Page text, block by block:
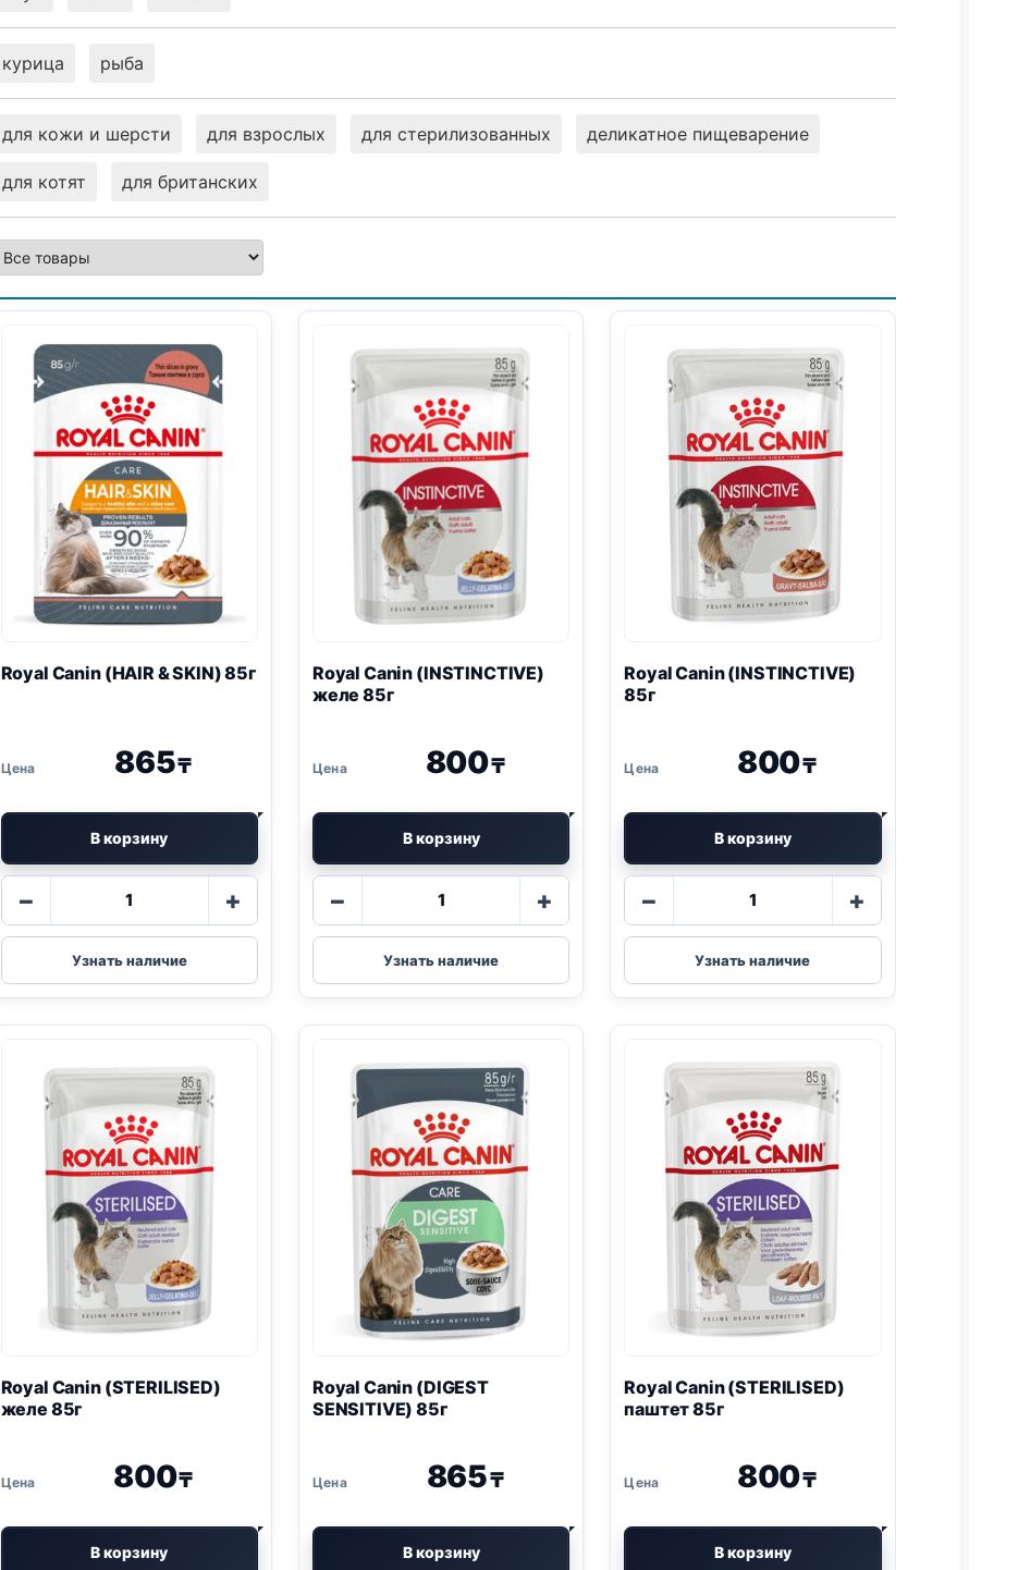
курица рыба
для кожи и шерсти для взрослых для стерилизованных деликатное пищеварение
для котят для британских
Royal Canin (HAIR & SKIN) 85г
865₸
В корзину
−
товара
Royal
Canin
&
SKIN)
+
Узнать наличие
Royal Canin (INSTINCTIVE)
желе 85г
800₸
В корзину
−
товара
Royal
Canin
желе
85г
+
Узнать наличие
Royal Canin (INSTINCTIVE)
85г
800₸
В корзину
−
товара
Royal
Canin
85г
+
Узнать наличие
Royal Canin (STERILISED)
желе 85г
800₸
В корзину
Royal Canin (DIGEST
SENSITIVE) 85г
865₸
В корзину
Royal Canin (STERILISED)
паштет 85г
800₸
В корзину